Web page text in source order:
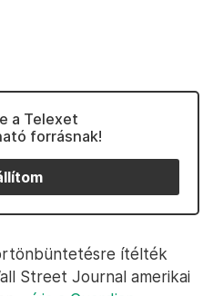
a Telexet
forrásnak!
ítélték
Street Journal amerikai